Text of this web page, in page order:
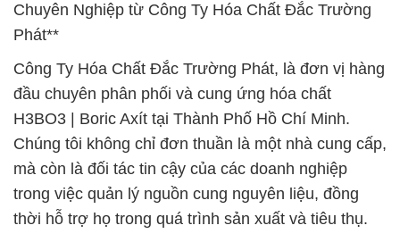
Chuyên Nghiệp từ Công Ty Hóa Chất Đắc Trường
Phát**
Công Ty Hóa Chất Đắc Trường Phát, là đơn vị hàng
đầu chuyên phân phối và cung ứng hóa chất
H3BO3 | Boric Axít tại Thành Phố Hồ Chí Minh.
Chúng tôi không chỉ đơn thuần là một nhà cung cấp,
mà còn là đối tác tin cậy của các doanh nghiệp
trong việc quản lý nguồn cung nguyên liệu, đồng
thời hỗ trợ họ trong quá trình sản xuất và tiêu thụ.